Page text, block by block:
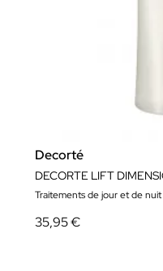
Decorté
Traitements de jour et de nuit
35,95 €